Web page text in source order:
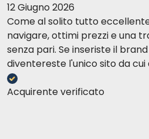
12 Giugno 2026
Come al solito tutto
navigare, ottimi prezzi e una
senza pari. Se inseriste il
diventereste l'unico sito da cui
Acquirente verificato